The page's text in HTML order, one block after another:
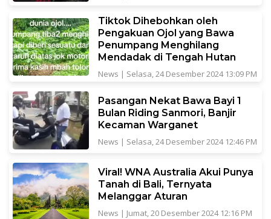
Tiktok Dihebohkan oleh
Pengakuan Ojol yang Bawa
Penumpang Menghilang
Mendadak di Tengah Hutan
News | Selasa, 24 Desember 2024 13:09 PM
Pasangan Nekat Bawa Bayi 1
Bulan Riding Sanmori, Banjir
Kecaman Warganet
News | Selasa, 24 Desember 2024 12:46 PM
Viral! WNA Australia Akui Punya
Tanah di Bali, Ternyata
Melanggar Aturan
News | Jumat, 20 Desember 2024 12:16 PM